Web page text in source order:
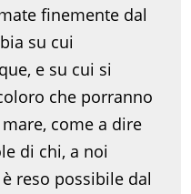
finemente dal
su cui
e su cui si
che porranno
come a dire
di chi, a noi
reso possibile dal